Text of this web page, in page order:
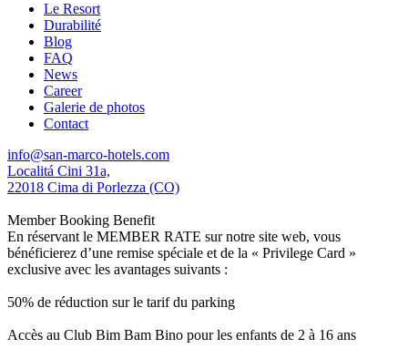
Le Resort
Durabilité
Blog
FAQ
News
Career
Galerie de photos
Contact
info@san-marco-hotels.com
Localitá Cini 31a,
22018 Cima di Porlezza (CO)
Member Booking Benefit
En réservant le MEMBER RATE sur notre site web, vous
bénéficierez d’une remise spéciale et de la « Privilege Card »
exclusive avec les avantages suivants :
50% de réduction sur le tarif du parking
Accès au Club Bim Bam Bino pour les enfants de 2 à 16 ans